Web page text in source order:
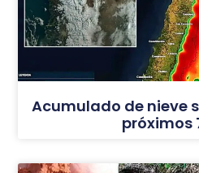
Acumulado de nieve
próximos